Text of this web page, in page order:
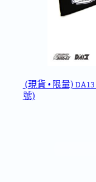
(現貨 • 限量)
號)